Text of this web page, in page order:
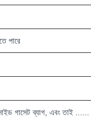
পারে
গাসেট ব্যাগ, এবং তাই ......